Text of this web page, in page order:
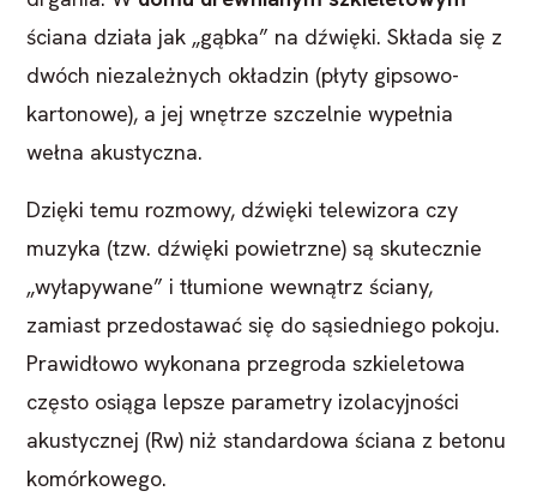
ściana działa jak „gąbka” na dźwięki. Składa się z
dwóch niezależnych okładzin (płyty gipsowo-
kartonowe), a jej wnętrze szczelnie wypełnia
wełna akustyczna.
Dzięki temu rozmowy, dźwięki telewizora czy
muzyka (tzw. dźwięki powietrzne) są skutecznie
„wyłapywane” i tłumione wewnątrz ściany,
zamiast przedostawać się do sąsiedniego pokoju.
Prawidłowo wykonana przegroda szkieletowa
często osiąga lepsze parametry izolacyjności
akustycznej (Rw) niż standardowa ściana z betonu
komórkowego.